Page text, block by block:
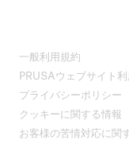
一般利用規約
PRUSAウェブサイト
プライバシーポリシー
クッキーに関する情報
お客様の苦情対応に関